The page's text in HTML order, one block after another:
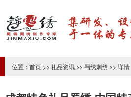
位置： 首页 >> 礼品资讯 >> 蜀绣刺绣 >> 详情